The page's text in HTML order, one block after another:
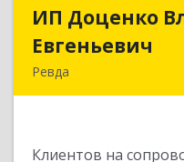
ИП Доценко
Евгеньевич
Ревда
Клиентов на
ИП